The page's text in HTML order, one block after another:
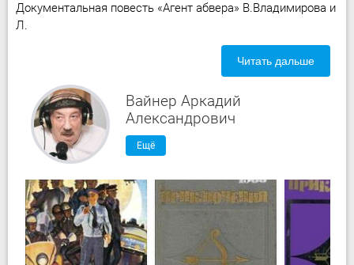
Документальная повесть «Агент абвера» В.Владимирова и
Л.
Читать дальше
Вайнер Аркадий
Александрович
Ещё